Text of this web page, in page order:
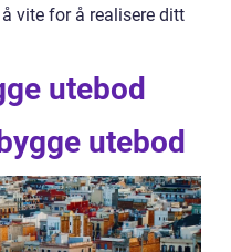
vite for å realisere ditt
utebod
utebod